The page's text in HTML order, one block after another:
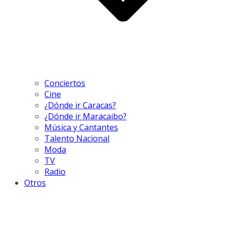
Conciertos
Cine
¿Dónde ir Caracas?
¿Dónde ir Maracaibo?
Música y Cantantes
Talento Nacional
Moda
TV
Radio
Otros